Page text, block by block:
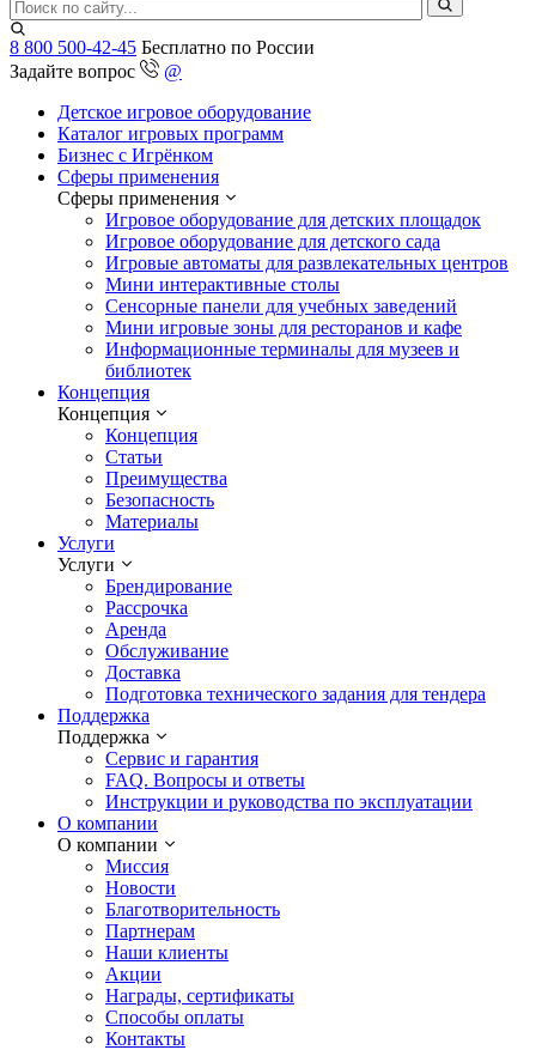
8 800 500-42-45 Бесплатно по России
Задайте вопрос
@
Детское игровое оборудование
Каталог игровых программ
Бизнес с Игрёнком
Сферы применения
Сферы применения
Игровое оборудование для детских площадок
Игровое оборудование для детского сада
Игровые автоматы для развлекательных центров
Мини интерактивные столы
Сенсорные панели для учебных заведений
Мини игровые зоны для ресторанов и кафе
Информационные терминалы для музеев и
библиотек
Концепция
Концепция
Концепция
Статьи
Преимущества
Безопасность
Материалы
Услуги
Услуги
Брендирование
Рассрочка
Аренда
Обслуживание
Доставка
Подготовка технического задания для тендера
Поддержка
Поддержка
Сервис и гарантия
FAQ. Вопросы и ответы
Инструкции и руководства по эксплуатации
О компании
О компании
Миссия
Новости
Благотворительность
Партнерам
Наши клиенты
Акции
Награды, сертификаты
Способы оплаты
Контакты